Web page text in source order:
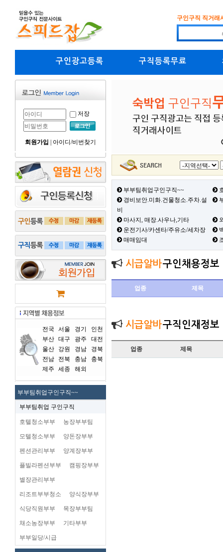
구인구직 직거래
구인광고등록 구직등록무료
저장
회원가입 아이디/비번찾기
전국 서울 경기
인천
부산 대구 광주
대전
울산
강원 경남
경북
전남
전북 충남
충북
제주
세종 해외
부부팀취업구인구직~~
부부팀취업 구인구직
호텔청소부부 농장부부팀
모텔청소부부 양돈장부부
펜션관리부부 양계장부부
플빌라펜션부부 캠핑장부부
별장관리부부
리조트부부청소 양식장부부
식당직원부부 목장부부팀
채소농장부부 기타부부
부부일당/시급
부부팀취업구인구직~~
경비보안.미화.건물청소.주차.설
비
마사지, 매장.사우나,기타
운전기사/카센타/주유소/세차장
매매임대
시급알바구인채용정보
업종 제목
시급알바구직인재정보
업종 제목